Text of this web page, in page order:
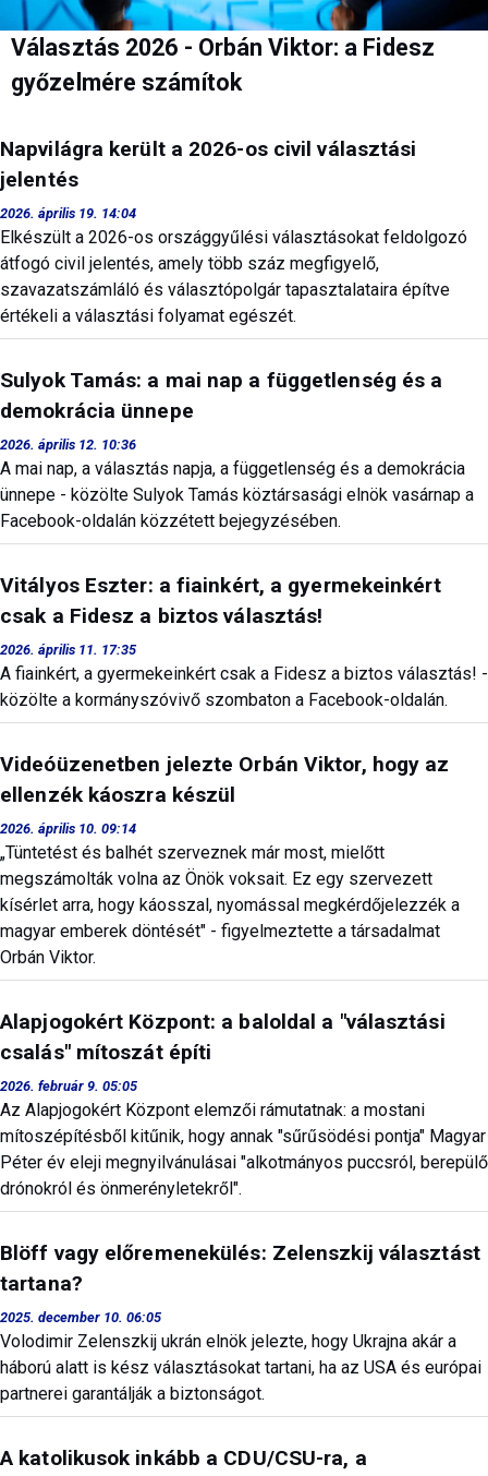
Választás 2026 - Orbán Viktor: a Fidesz
győzelmére számítok
Napvilágra került a 2026-os civil választási
jelentés
2026. április 19. 14:04
Elkészült a 2026-os országgyűlési választásokat feldolgozó
átfogó civil jelentés, amely több száz megfigyelő,
szavazatszámláló és választópolgár tapasztalataira építve
értékeli a választási folyamat egészét.
Sulyok Tamás: a mai nap a függetlenség és a
demokrácia ünnepe
2026. április 12. 10:36
A mai nap, a választás napja, a függetlenség és a demokrácia
ünnepe - közölte Sulyok Tamás köztársasági elnök vasárnap a
Facebook-oldalán közzétett bejegyzésében.
Vitályos Eszter: a fiainkért, a gyermekeinkért
csak a Fidesz a biztos választás!
2026. április 11. 17:35
A fiainkért, a gyermekeinkért csak a Fidesz a biztos választás! -
közölte a kormányszóvivő szombaton a Facebook-oldalán.
Videóüzenetben jelezte Orbán Viktor, hogy az
ellenzék káoszra készül
2026. április 10. 09:14
„Tüntetést és balhét szerveznek már most, mielőtt
megszámolták volna az Önök voksait. Ez egy szervezett
kísérlet arra, hogy káosszal, nyomással megkérdőjelezzék a
magyar emberek döntését" - figyelmeztette a társadalmat
Orbán Viktor.
Alapjogokért Központ: a baloldal a "választási
csalás" mítoszát építi
2026. február 9. 05:05
Az Alapjogokért Központ elemzői rámutatnak: a mostani
mítoszépítésből kitűnik, hogy annak "sűrűsödési pontja" Magyar
Péter év eleji megnyilvánulásai "alkotmányos puccsról, berepülő
drónokról és önmerényletekről".
Blöff vagy előremenekülés: Zelenszkij választást
tartana?
2025. december 10. 06:05
Volodimir Zelenszkij ukrán elnök jelezte, hogy Ukrajna akár a
háború alatt is kész választásokat tartani, ha az USA és európai
partnerei garantálják a biztonságot.
A katolikusok inkább a CDU/CSU-ra, a